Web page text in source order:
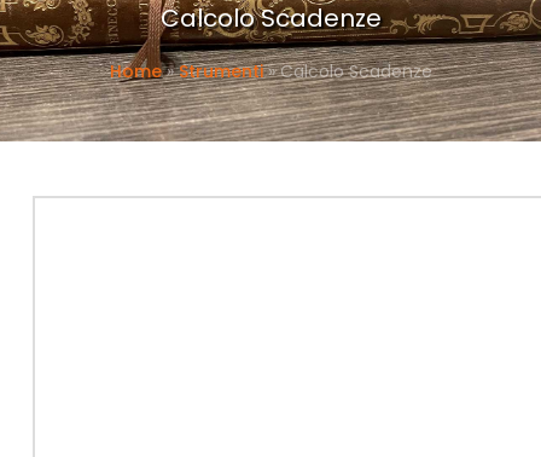
Calcolo Scadenze
Home»Strumenti»Calcolo Scadenze